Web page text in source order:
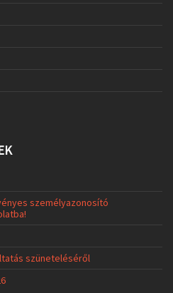
személyazonosító
szüneteléséről